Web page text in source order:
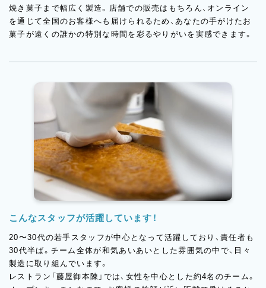
焼き菓子まで幅広く製造。店舗での販売はもちろん、オンライン
を通じて全国のお客様へも届けられるため、あなたの手がけたお
菓子が遠くの誰かの特別な時間を彩るやりがいを実感できます。
こんなスタッフが活躍しています！
20〜30代の若手スタッフが中心となって活躍しており、責任者も
30代半ば。チーム全体が和気あいあいとした雰囲気の中で、日々
製造に取り組んでいます。
レストラン「藤屋御本陳」では、女性を中心とした約4名のチーム。